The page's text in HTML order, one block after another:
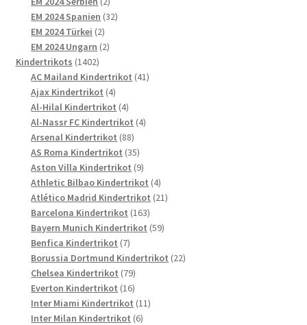
Produkte
EM 2024 Spanien 3232
EM 2024 Türkei 22
Produkte
EM 2024 Ungarn 22
Kindertrikots 14021402
Produkte
AC Mailand Kindertrikot 4141
Ajax Kindertrikot 44
Produkte
Al-Hilal Kindertrikot 44
Produkte
Al-Nassr FC Kindertrikot 44
Arsenal Kindertrikot 8888
Produkte
AS Roma Kindertrikot 3535
Produkte
Aston Villa Kindertrikot 99
Produkte
Athletic Bilbao Kindertrikot 44
Produkte
Atlético Madrid Kindertrikot 2121
Barcelona Kindertrikot 163163
Produkte
Bayern Munich Kindertrikot 5959
Benfica Kindertrikot 77
Produkte
Borussia Dortmund Kindertrikot 2222
Chelsea Kindertrikot 7979
Produkte
Everton Kindertrikot 1616
Produkte
Inter Miami Kindertrikot 1111
Inter Milan Kindertrikot 66